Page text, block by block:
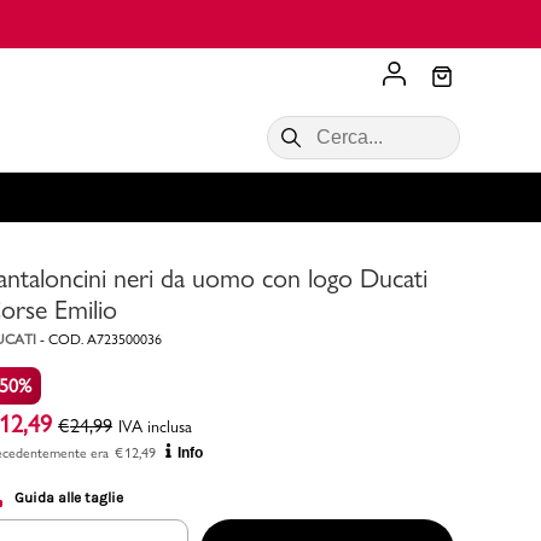
Acquista ora
VALIGIE CIAK
Scopri di più
Consigli
neri da uomo con logo Ducati
Emilio
- COD. A723500036
12,49 €24,99 IVA inclusa
era €12,49 Info
Guida alle taglie